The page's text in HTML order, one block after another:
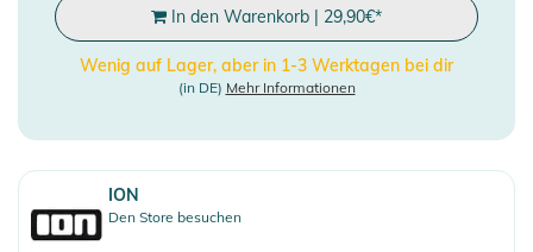
In den Warenkorb | 29,90€*
Wenig auf Lager, aber in 1-3 Werktagen bei dir
(in DE) Mehr Informationen
ION
Den Store besuchen